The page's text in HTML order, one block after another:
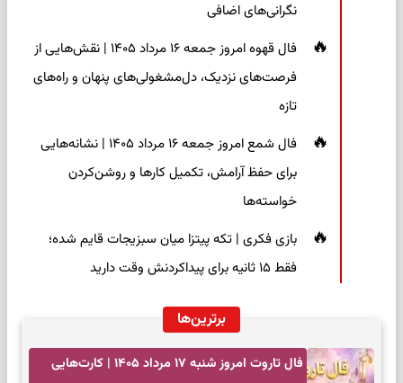
نگرانی‌های اضافی
فال قهوه امروز جمعه ۱۶ مرداد ۱۴۰۵ | نقش‌هایی از
فرصت‌های نزدیک، دل‌مشغولی‌های پنهان و راه‌های
تازه
فال شمع امروز جمعه ۱۶ مرداد ۱۴۰۵ | نشانه‌هایی
برای حفظ آرامش، تکمیل کارها و روشن‌کردن
خواسته‌ها
بازی فکری | تکه پیتزا میان سبزیجات قایم شده؛
فقط ۱۵ ثانیه برای پیداکردنش وقت دارید
برترین‌ها
فال تاروت امروز شنبه ۱۷ مرداد ۱۴۰۵ | کارت‌هایی